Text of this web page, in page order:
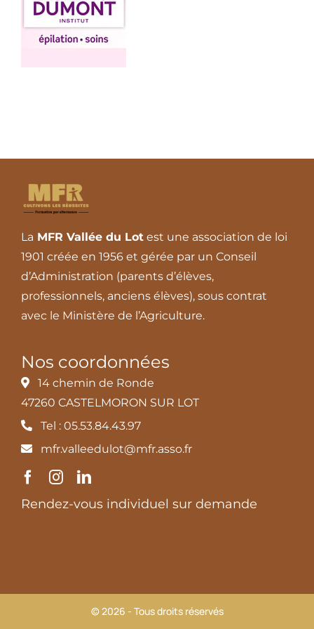
Contact
La MFR Vallée du Lotest une association de loi
1901 créée en 1956 et gérée par un Conseil
d’Administration (parents d’élèves,
professionnels, anciens élèves), sous contrat
avec le Ministère de l’Agriculture.
Nos coordonnées
14 chemin de Ronde
47260 CASTELMORON SUR LOT
Tel : 05.53.84.43.97
mfr.valleedulot@mfr.asso.fr
Rendez-vous individuel sur demande
© 2026 - Tous droits réservés